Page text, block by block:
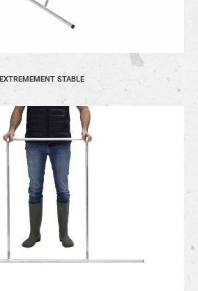
EXTREMEMENT STABLE